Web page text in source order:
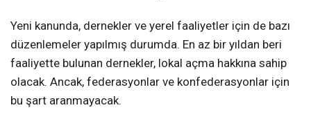
Yeni kanunda, dernekler ve yerel faaliyetler için de bazı
düzenlemeler yapılmış durumda. En az bir yıldan beri
faaliyette bulunan dernekler, lokal açma hakkına sahip
olacak. Ancak, federasyonlar ve konfederasyonlar için
bu şart aranmayacak.